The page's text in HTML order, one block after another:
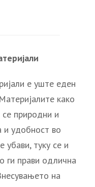
е уште еден
како
се природни и
и удобност во
убави, туку се и
ги прави одлична
на